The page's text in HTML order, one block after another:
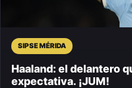
SIPSE MÉRIDA
Haaland: el delantero
expectativa. ¡JUM!